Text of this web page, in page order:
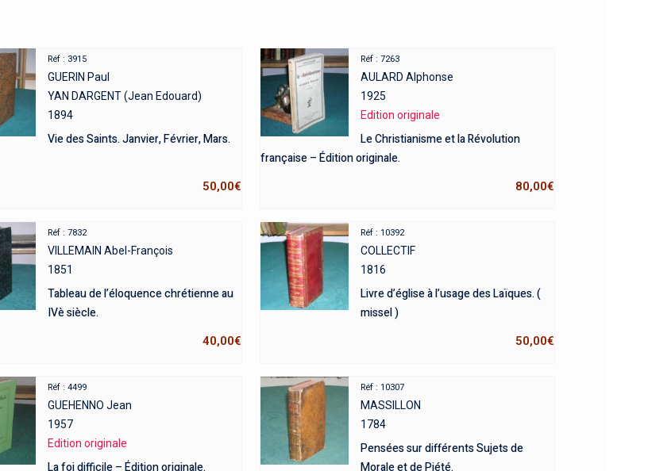
Réf : 3915
GUERIN Paul
YAN DARGENT (Jean Edouard)
1894
Vie des Saints. Janvier, Février, Mars.
50,00€
Réf : 7263
AULARD Alphonse
1925
Edition originale
Le Christianisme et la Révolution
française – Édition originale.
80,00€
Réf : 7832
VILLEMAIN Abel-François
1851
Tableau de l’éloquence chrétienne au
IVè siècle.
40,00€
Réf : 10392
COLLECTIF
1816
Livre d’église à l’usage des Laïques. (
missel )
50,00€
Réf : 4499
GUEHENNO Jean
1957
Edition originale
La foi difficile – Édition originale.
Réf : 10307
MASSILLON
1784
Pensées sur différents Sujets de
Morale et de Piété.